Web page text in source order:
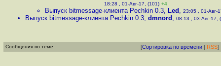
18:28 , 01-Авг-17, (101) +4
Выпуск bitmessage-клиента Pechkin 0.3, Led , 23:05 , 01-Авг-
Выпуск bitmessage-клиента Pechkin 0.3, dmnord , 08:13 , 03-Авг-17, (
Сообщения по теме [Сортировка по времени | RSS]